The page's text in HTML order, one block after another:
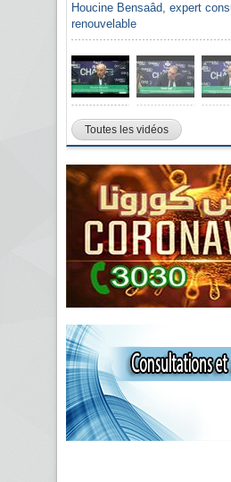
Houcine Bensaâd, expert
renouvelable
Toutes les vidéos